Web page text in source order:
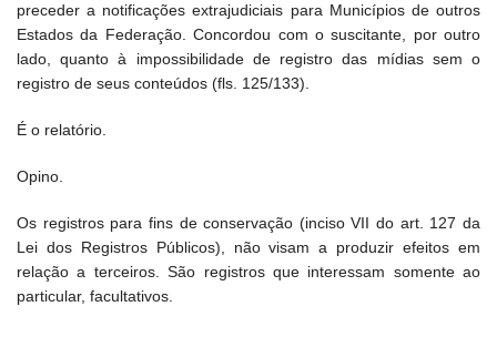
preceder a notificações extrajudiciais para Municípios de outros
Estados da Federação. Concordou com o suscitante, por outro
lado, quanto à impossibilidade de registro das mídias sem o
registro de seus conteúdos (fls. 125/133).
É o relatório.
Opino.
Os registros para fins de conservação (inciso VII do art. 127 da
Lei dos Registros Públicos), não visam a produzir efeitos em
relação a terceiros. São registros que interessam somente ao
particular, facultativos.